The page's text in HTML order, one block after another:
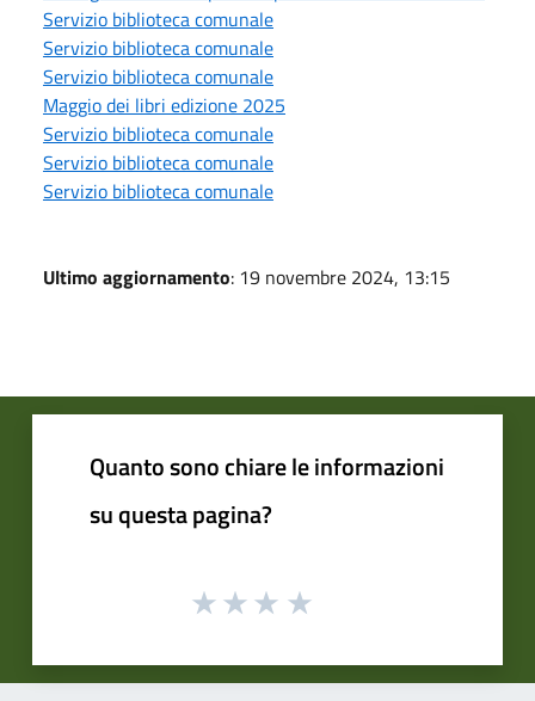
Servizio biblioteca comunale
Servizio biblioteca comunale
Servizio biblioteca comunale
Maggio dei libri edizione 2025
Servizio biblioteca comunale
Servizio biblioteca comunale
Servizio biblioteca comunale
Ultimo aggiornamento: 19 novembre 2024, 13:15
Quanto sono chiare le informazioni
su questa pagina?